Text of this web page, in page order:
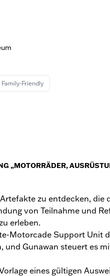
Family-Friendly
„MOTORRÄDER,
zu entdecken, die
von Teilnahme und
erleben.
Motorcade Support Unit
Gunawan steuert es
eines gültigen